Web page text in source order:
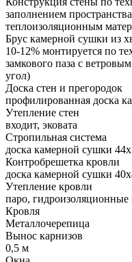
заполнением
теплоизоляционным
Брус камерной сушки из
10-12% монтируется по
замкового паза с
угол)
Доска стен и прегородок
профилированная доска
Утепление стен
входит, эковата
Стропильная система
доска камерной сушки
Контробрешетка кровли
доска камерной сушки
Утепление кровли
паро,
Кровля
Металлочерепица
Вынос карнизов
0,5 м